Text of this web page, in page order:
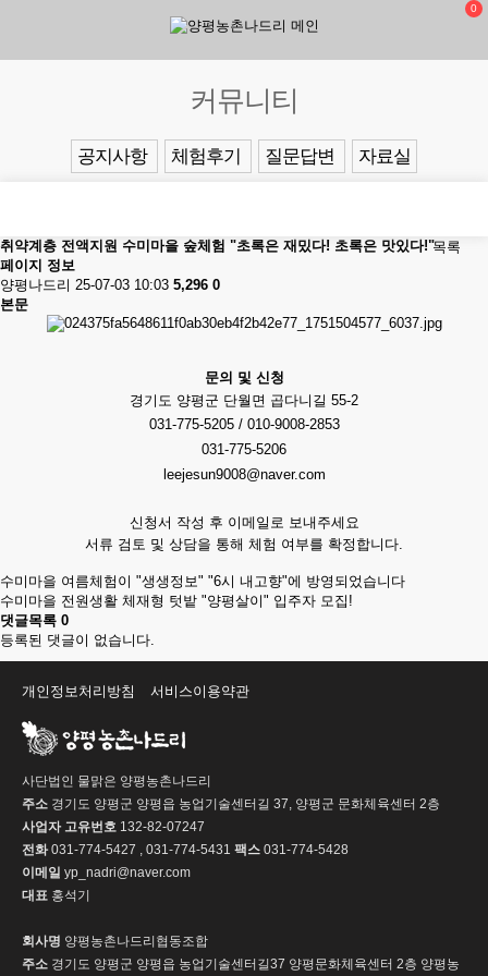
0
커뮤니티
공지사항 체험후기 질문답변 자료실
목록
취약계층 전액지원 수미마을 숲체험 "초록은 재밌다! 초록은 맛있다!"
페이지 정보
양평나드리 25-07-03 10:03 5,296 0
본문
문의 및 신청
경기도 양평군 단월면 곱다니길 55-2
031-775-5205 / 010-9008-2853
031-775-5206
leejesun9008@naver.com
신청서 작성 후 이메일로 보내주세요
서류 검토 및 상담을 통해 체험 여부를 확정합니다.
수미마을 여름체험이 "생생정보" "6시 내고향"에 방영되었습니다
수미마을 전원생활 체재형 텃밭 "양평살이" 입주자 모집!
댓글목록 0
등록된 댓글이 없습니다.
개인정보처리방침 서비스이용약관
사단법인 물맑은 양평농촌나드리
주소 경기도 양평군 양평읍 농업기술센터길 37, 양평군 문화체육센터 2층
사업자 고유번호 132-82-07247
전화031-774-5427 , 031-774-5431 팩스 031-774-5428
이메일 yp_nadri@naver.com
대표 홍석기
회사명 양평농촌나드리협동조합
주소 경기도 양평군 양평읍 농업기술센터길37 양평문화체육센터 2층 양평농